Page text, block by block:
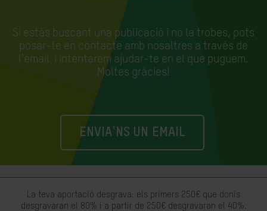
Si estàs buscant una publicació i no la trobes, pots
posar-te en contacte amb nosaltres a través de
l'email i intentarem ajudar-te en el que puguem.
Moltes gràcies!
ENVIA'NS UN EMAIL
La teva aportació desgrava: els primers 250€ que donis
desgravaran el 80% i a partir de 250€ desgravaran el 40%.